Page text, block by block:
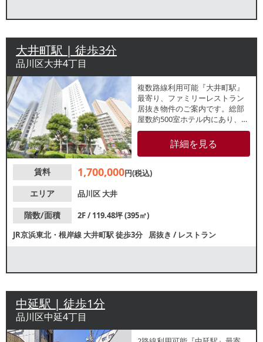
大井町駅 | 徒歩3分
品川区大井4丁目
複数路線利用可能『大井町駅』
最寄り、ファミリーレストラン
居抜き物件のご案内です。総部
屋数約500室ホテル内にあり、朝
食提供が必須。宿泊客の日常的
な集客が期待できます。諸条件
等、お気軽にお問合せくださ
詳細を見る
賃料 1,700,000円(税込)
エリア
品川区 大井
階数/面積
2F / 119.48坪 (395㎡)
JR京浜東北・根岸線 大井町駅徒歩3分 居抜き / レストラン
中延駅 | 徒歩1分
品川区中延4丁目